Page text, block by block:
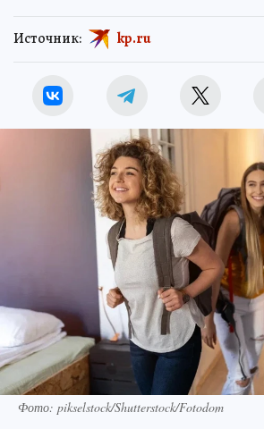
Источник: kp.ru
Фото: pikselstock/Shutterstock/Fotodom